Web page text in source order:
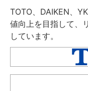
TOTO、DAIKEN、
値向上を目指して、
しています。